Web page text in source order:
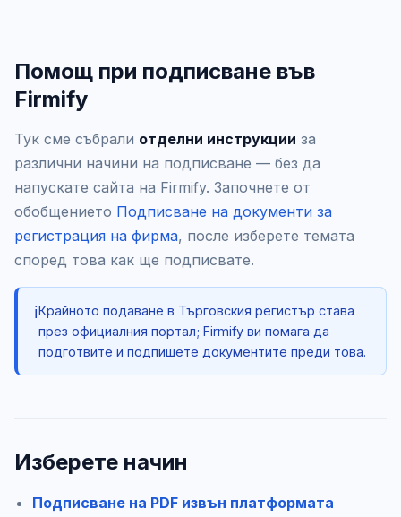
Помощ при подписване във
Firmify
Тук сме събрали отделни инструкции за
различни начини на подписване — без да
напускате сайта на Firmify. Започнете от
обобщението Подписване на документи за
регистрация на фирма, после изберете темата
според това как ще подписвате.
ℹ️Крайното подаване в Търговския регистър става
през официалния портал; Firmify ви помага да
подготвите и подпишете документите преди това.
Изберете начин
Подписване на PDF извън платформата